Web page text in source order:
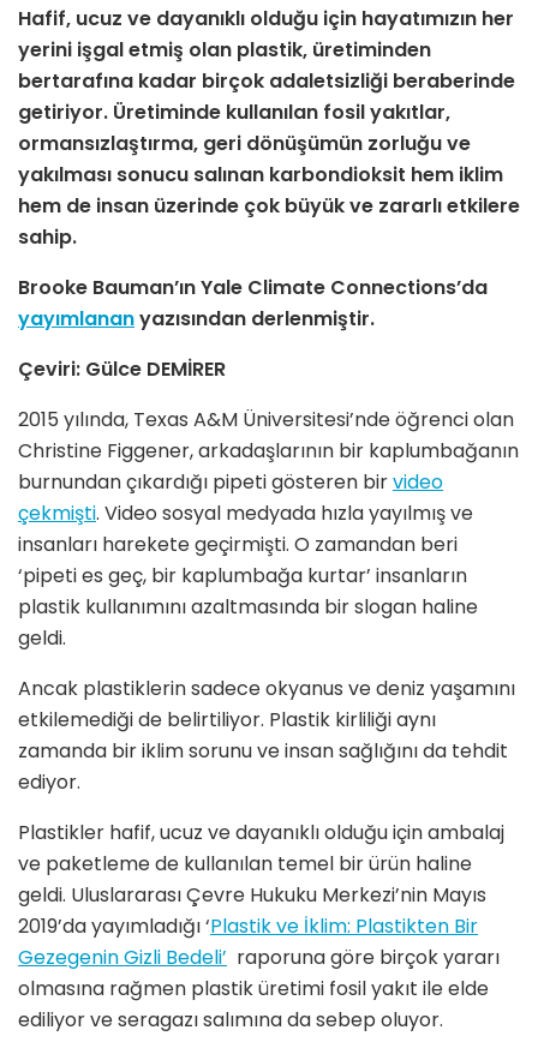
Hafif, ucuz ve dayanıklı olduğu için hayatımızın her
yerini işgal etmiş olan plastik, üretiminden
bertarafına kadar birçok adaletsizliği beraberinde
getiriyor. Üretiminde kullanılan fosil yakıtlar,
ormansızlaştırma, geri dönüşümün zorluğu ve
yakılması sonucu salınan karbondioksit hem iklim
hem de insan üzerinde çok büyük ve zararlı etkilere
sahip.
Brooke Bauman’ın Yale Climate Connections’da
yayımlananyazısından derlenmiştir.
Çeviri: Gülce DEMİRER
2015 yılında, Texas A&M Üniversitesi’nde öğrenci olan
Christine Figgener, arkadaşlarının bir kaplumbağanın
burnundan çıkardığı pipeti gösteren birvideo
çekmişti. Video sosyal medyada hızla yayılmış ve
insanları harekete geçirmişti. O zamandan beri
‘pipeti es geç, bir kaplumbağa kurtar’ insanların
plastik kullanımını azaltmasında bir slogan haline
geldi.
Ancak plastiklerin sadece okyanus ve deniz yaşamını
etkilemediği de belirtiliyor. Plastik kirliliği aynı
zamanda bir iklim sorunu ve insan sağlığını da tehdit
ediyor.
Plastikler hafif, ucuz ve dayanıklı olduğu için ambalaj
ve paketleme de kullanılan temel bir ürün haline
geldi. Uluslararası Çevre Hukuku Merkezi’nin Mayıs
2019’da yayımladığı ‘Plastik ve İklim: Plastikten Bir
Gezegenin Gizli Bedeli’ raporuna göre birçok yararı
olmasına rağmen plastik üretimi fosil yakıt ile elde
ediliyor ve seragazı salımına da sebep oluyor.